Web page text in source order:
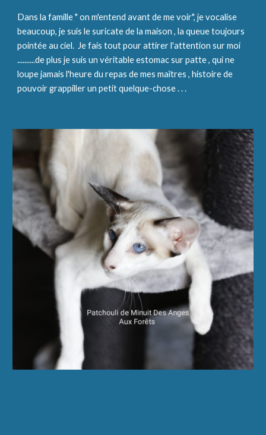
Dans la famille " on m'entend avant de me voir", je vocalise
beaucoup, je suis le suricate de la maison , la queue toujours
pointée au ciel.  Je fais tout pour attirer l'attention sur moi
..........de plus je suis un véritable estomac sur patte , qui ne
loupe jamais l'heure du repas de mes maîtres , histoire de
pouvoir grappiller un petit quelque-chose . . .